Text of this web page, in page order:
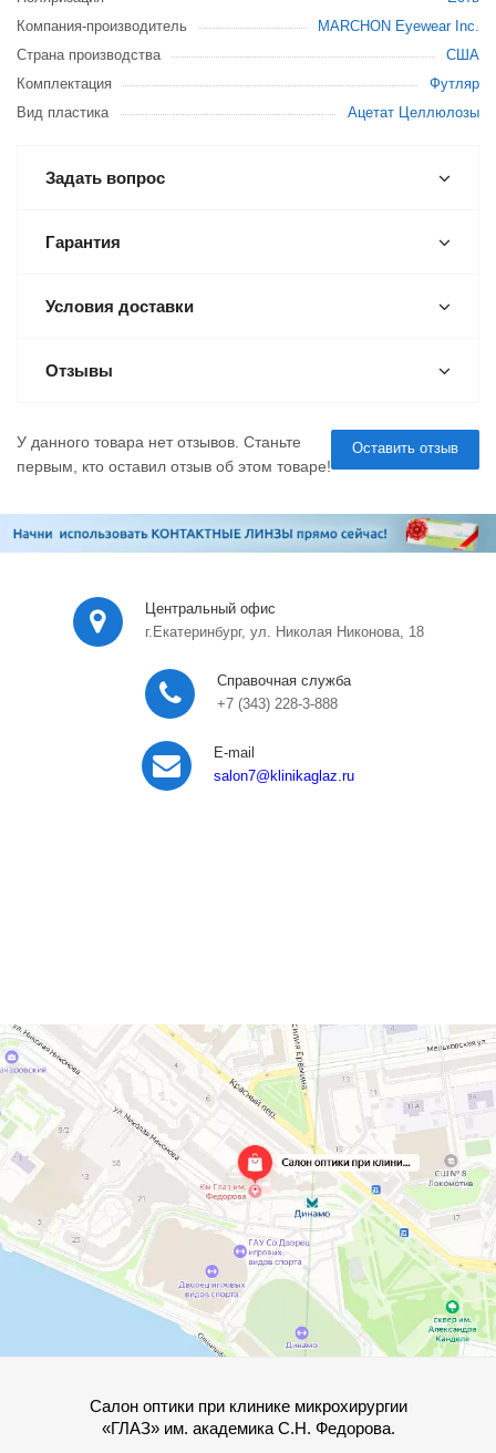
Компания-производитель
MARCHON Eyewear Inc.
Страна производства
США
Комплектация
Футляр
Вид пластика
Ацетат Целлюлозы
Задать вопрос
Гарантия
Условия доставки
Отзывы
Оставить отзыв
У данного товара нет отзывов. Станьте
первым, кто оставил отзыв об этом товаре!
Центральный офис
г.Екатеринбург, ул. Николая Никонова, 18
Справочная служба
+7 (343) 228-3-888
E-mail
salon7@klinikaglaz.ru
Салон оптики при клинике микрохирургии
«ГЛАЗ» им. академика С.Н. Федорова.